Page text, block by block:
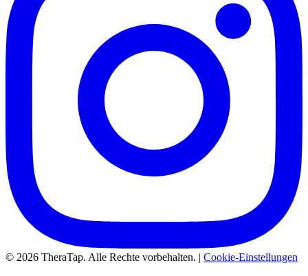
© 2026 TheraTap. Alle Rechte vorbehalten. | Cookie-Einstellungen